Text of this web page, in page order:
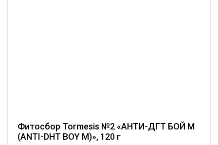
Фитосбор Tormesis №2 «АНТИ-ДГТ БОЙ М
(ANTI-DHT BOY М)», 120 г